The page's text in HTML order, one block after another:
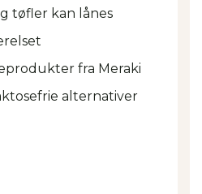
tøfler kan lånes
fra Meraki
alternativer